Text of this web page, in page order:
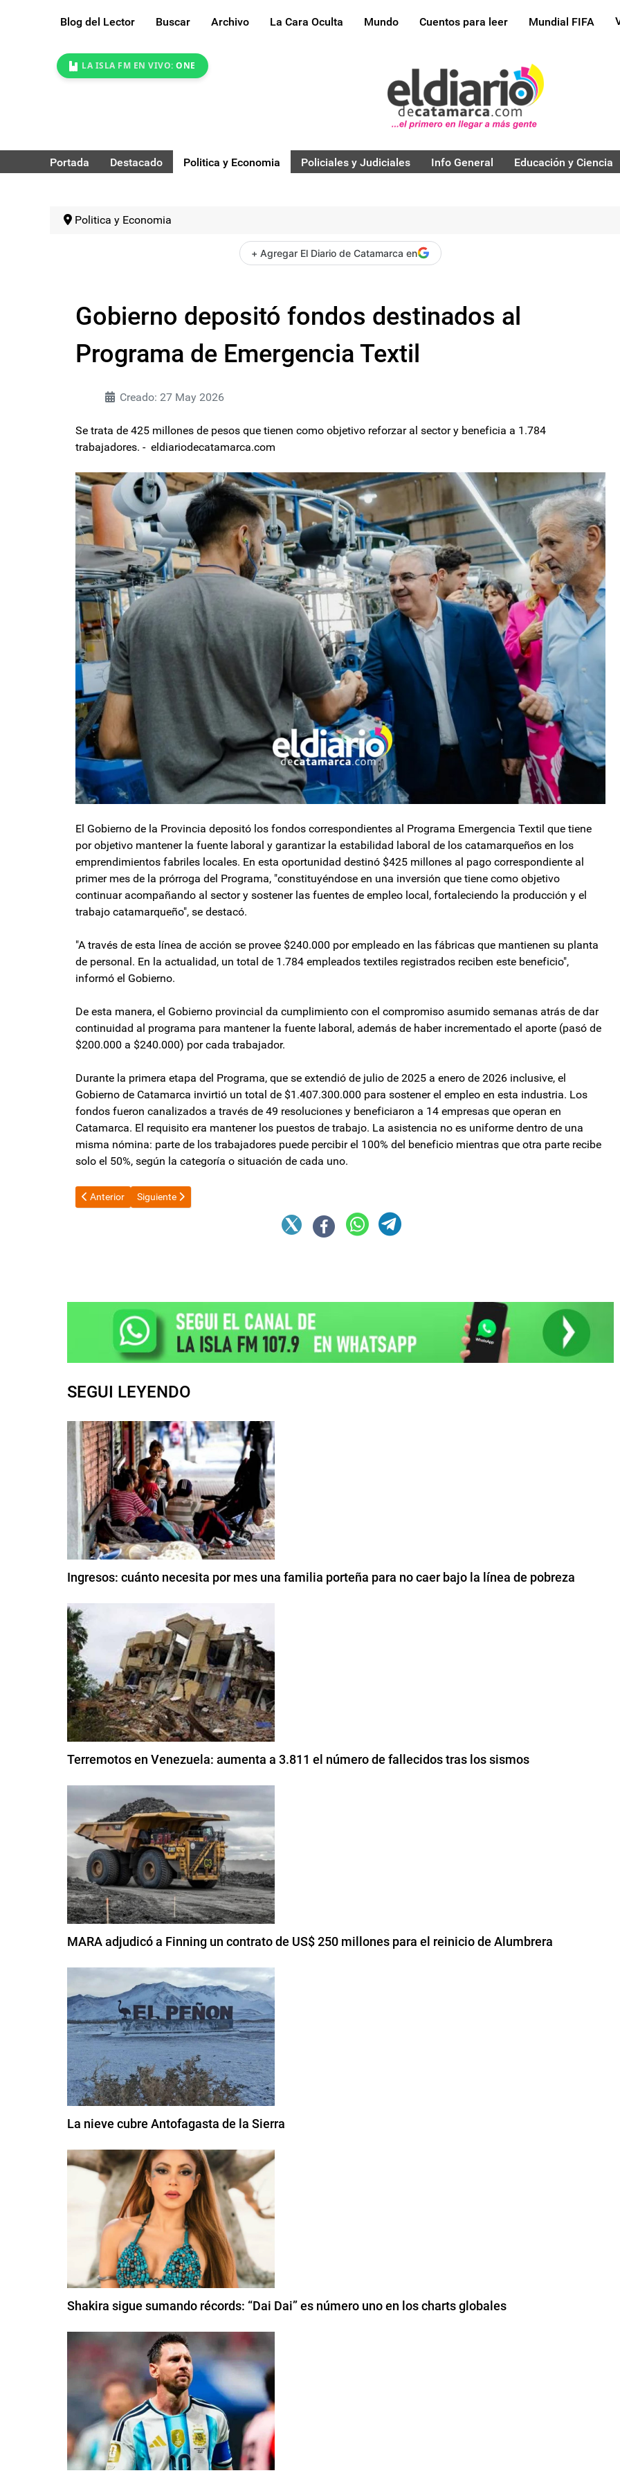
Blog del Lector Buscar Archivo La Cara Oculta Mundo Cuentos para leer Mundial FIFA
LA ISLA FM EN VIVO: ONE
Portada Destacado Politica y Economia Policiales y Judiciales Info General Educación y Ciencia
Politica y Economia
+ Agregar El Diario de Catamarca en
Gobierno depositó fondos destinados al
Programa de Emergencia Textil
Creado: 27 May 2026
Se trata de 425 millones de pesos que tienen como objetivo reforzar al sector y beneficia a 1.784
trabajadores. - eldiariodecatamarca.com
El Gobierno de la Provincia depositó los fondos correspondientes al Programa Emergencia Textil que tiene
por objetivo mantener la fuente laboral y garantizar la estabilidad laboral de los catamarqueños en los
emprendimientos fabriles locales. En esta oportunidad destinó $425 millones al pago correspondiente al
primer mes de la prórroga del Programa, "constituyéndose en una inversión que tiene como objetivo
continuar acompañando al sector y sostener las fuentes de empleo local, fortaleciendo la producción y el
trabajo catamarqueño", se destacó.
"A través de esta línea de acción se provee $240.000 por empleado en las fábricas que mantienen su planta
de personal. En la actualidad, un total de 1.784 empleados textiles registrados reciben este beneficio",
informó el Gobierno.
De esta manera, el Gobierno provincial da cumplimiento con el compromiso asumido semanas atrás de dar
continuidad al programa para mantener la fuente laboral, además de haber incrementado el aporte (pasó de
$200.000 a $240.000) por cada trabajador.
Durante la primera etapa del Programa, que se extendió de julio de 2025 a enero de 2026 inclusive, el
Gobierno de Catamarca invirtió un total de $1.407.300.000 para sostener el empleo en esta industria. Los
fondos fueron canalizados a través de 49 resoluciones y beneficiaron a 14 empresas que operan en
Catamarca. El requisito era mantener los puestos de trabajo. La asistencia no es uniforme dentro de una
misma nómina: parte de los trabajadores puede percibir el 100% del beneficio mientras que otra parte recibe
solo el 50%, según la categoría o situación de cada uno.
Artículo anterior: Caputo sale a buscar $11 billones para refinanciar vencimientos
Anterior Artículo siguiente: El Gobierno ya tiene a sus cuatro nuevos proyectos en la línea de largada, con el Mundial a la
Siguiente
SEGUI LEYENDO
Ingresos: cuánto necesita por mes una familia porteña para no caer bajo la línea de pobreza
Terremotos en Venezuela: aumenta a 3.811 el número de fallecidos tras los sismos
MARA adjudicó a Finning un contrato de US$ 250 millones para el reinicio de Alumbrera
La nieve cubre Antofagasta de la Sierra
Shakira sigue sumando récords: “Dai Dai” es número uno en los charts globales